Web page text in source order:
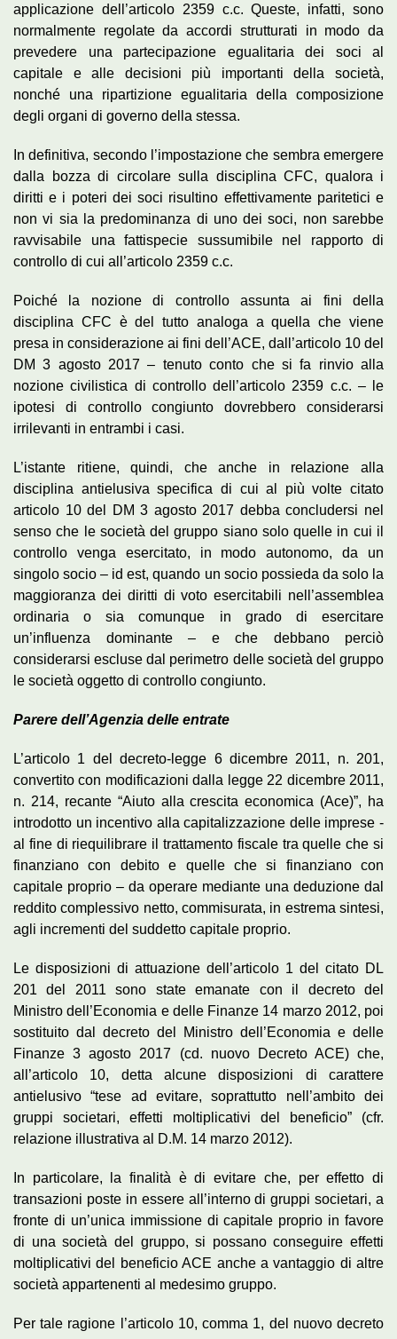
applicazione dell’articolo 2359 c.c. Queste, infatti, sono
normalmente regolate da accordi strutturati in modo da
prevedere una partecipazione egualitaria dei soci al
capitale e alle decisioni più importanti della società,
nonché una ripartizione egualitaria della composizione
degli organi di governo della stessa.
In definitiva, secondo l’impostazione che sembra emergere
dalla bozza di circolare sulla disciplina CFC, qualora i
diritti e i poteri dei soci risultino effettivamente paritetici e
non vi sia la predominanza di uno dei soci, non sarebbe
ravvisabile una fattispecie sussumibile nel rapporto di
controllo di cui all’articolo 2359 c.c.
Poiché la nozione di controllo assunta ai fini della
disciplina CFC è del tutto analoga a quella che viene
presa in considerazione ai fini dell’ACE, dall’articolo 10 del
DM 3 agosto 2017 – tenuto conto che si fa rinvio alla
nozione civilistica di controllo dell’articolo 2359 c.c. – le
ipotesi di controllo congiunto dovrebbero considerarsi
irrilevanti in entrambi i casi.
L’istante ritiene, quindi, che anche in relazione alla
disciplina antielusiva specifica di cui al più volte citato
articolo 10 del DM 3 agosto 2017 debba concludersi nel
senso che le società del gruppo siano solo quelle in cui il
controllo venga esercitato, in modo autonomo, da un
singolo socio – id est, quando un socio possieda da solo la
maggioranza dei diritti di voto esercitabili nell’assemblea
ordinaria o sia comunque in grado di esercitare
un’influenza dominante – e che debbano perciò
considerarsi escluse dal perimetro delle società del gruppo
le società oggetto di controllo congiunto.
Parere dell’Agenzia delle entrate
L’articolo 1 del decreto-legge 6 dicembre 2011, n. 201,
convertito con modificazioni dalla legge 22 dicembre 2011,
n. 214, recante “Aiuto alla crescita economica (Ace)”, ha
introdotto un incentivo alla capitalizzazione delle imprese -
al fine di riequilibrare il trattamento fiscale tra quelle che si
finanziano con debito e quelle che si finanziano con
capitale proprio – da operare mediante una deduzione dal
reddito complessivo netto, commisurata, in estrema sintesi,
agli incrementi del suddetto capitale proprio.
Le disposizioni di attuazione dell’articolo 1 del citato DL
201 del 2011 sono state emanate con il decreto del
Ministro dell’Economia e delle Finanze 14 marzo 2012, poi
sostituito dal decreto del Ministro dell’Economia e delle
Finanze 3 agosto 2017 (cd. nuovo Decreto ACE) che,
all’articolo 10, detta alcune disposizioni di carattere
antielusivo “tese ad evitare, soprattutto nell’ambito dei
gruppi societari, effetti moltiplicativi del beneficio” (cfr.
relazione illustrativa al D.M. 14 marzo 2012).
In particolare, la finalità è di evitare che, per effetto di
transazioni poste in essere all’interno di gruppi societari, a
fronte di un’unica immissione di capitale proprio in favore
di una società del gruppo, si possano conseguire effetti
moltiplicativi del beneficio ACE anche a vantaggio di altre
società appartenenti al medesimo gruppo.
Per tale ragione l’articolo 10, comma 1, del nuovo decreto